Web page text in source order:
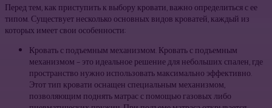
Перед тем, как приступить к выбору кровати, важно определиться с ее
типом. Существует несколько основных видов кроватей, каждый из
которых имеет свои особенности:
Кровать с подъемным механизмом. Кровать с подъемным
механизмом – это идеальное решение для небольших спален, где
пространство нужно использовать максимально эффективно.
Этот тип кровати оснащен специальным механизмом,
позволяющим поднять матрас с помощью газовых либо